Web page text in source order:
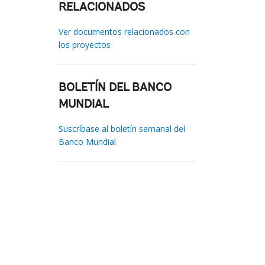
RELACIONADOS
Ver documentos relacionados con
los proyectos
BOLETÍN DEL BANCO
MUNDIAL
Suscríbase al boletín semanal del
Banco Mundial